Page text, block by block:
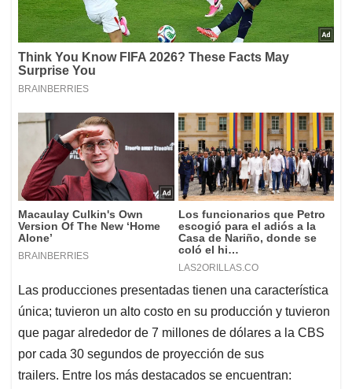
Las producciones presentadas tienen una característica
única; tuvieron un alto costo en su producción y tuvieron
que pagar alrededor de 7 millones de dólares a la CBS
por cada 30 segundos de proyección de sus
trailers. Entre los más destacados se encuentran: